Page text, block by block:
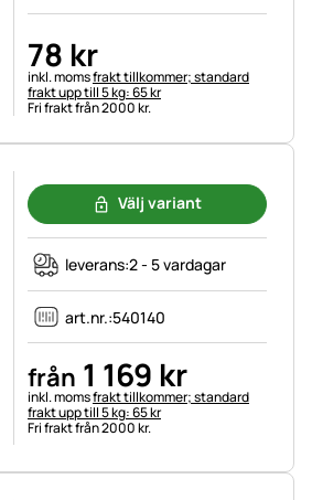
78 kr
Skatteinformation:
inkl. momsfrakt tillkommer; standard
frakt upp till 5 kg: 65 kr
Fri frakt från 2000 kr.
Välj variant
leverans:2 - 5 vardagar
art.nr.:540140
från 1 169 kr
Skatteinformation:
inkl. momsfrakt tillkommer; standard
frakt upp till 5 kg: 65 kr
Fri frakt från 2000 kr.